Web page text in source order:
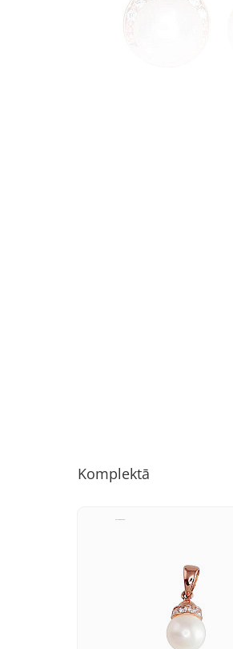
Komplektā